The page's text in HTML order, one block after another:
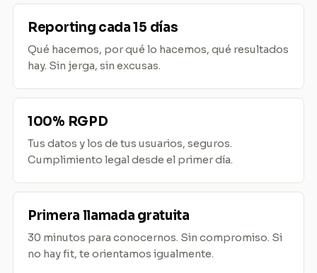
Reporting cada 15 días
Qué hacemos, por qué lo hacemos, qué resultados
hay. Sin jerga, sin excusas.
100% RGPD
Tus datos y los de tus usuarios, seguros.
Cumplimiento legal desde el primer día.
Primera llamada gratuita
30 minutos para conocernos. Sin compromiso. Si
no hay fit, te orientamos igualmente.